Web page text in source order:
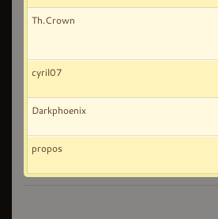
Th.Crown
cyril07
Darkphoenix
propos